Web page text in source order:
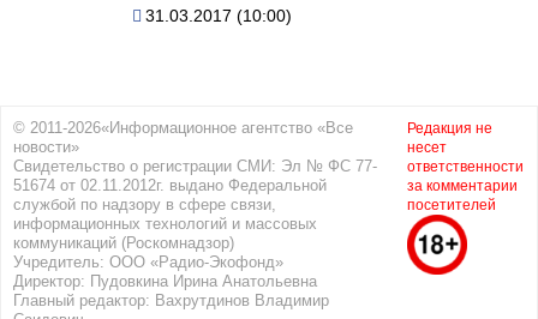
31.03.2017 (10:00)
© 2011-2026«Информационное агентство «Все
новости»
Свидетельство о регистрации СМИ: Эл № ФС 77-
51674 от 02.11.2012г. выдано Федеральной
службой по надзору в сфере связи,
информационных технологий и массовых
коммуникаций (Роскомнадзор)
Учредитель: ООО «Радио-Экофонд»
Директор: Пудовкина Ирина Анатольевна
Главный редактор: Вахрутдинов Владимир
Редакция не
несет
ответственности
за комментарии
посетителей